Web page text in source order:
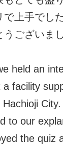
で上手でし
うございま
held an
facility
City.
to our
the quiz